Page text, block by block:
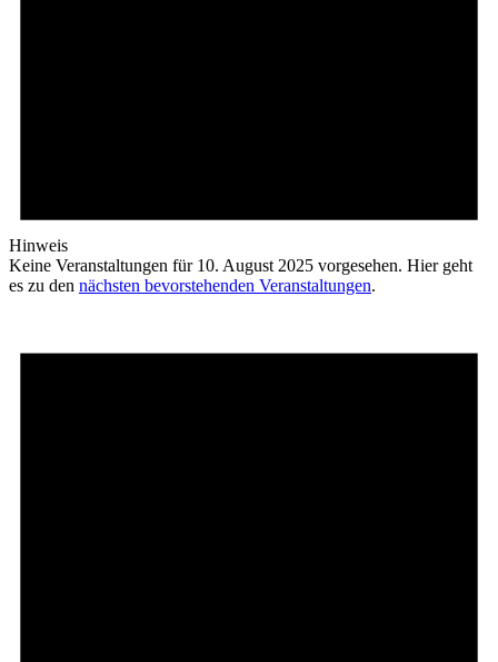
Hinweis
Keine Veranstaltungen für 10. August 2025 vorgesehen. Hier geht
es zu den nächsten bevorstehenden Veranstaltungen.